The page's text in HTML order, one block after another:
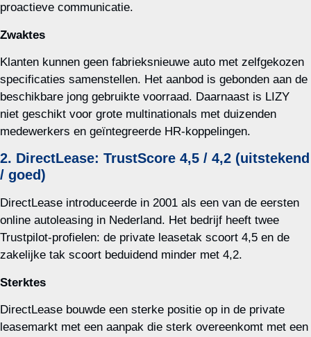
proactieve communicatie.
Zwaktes
Klanten kunnen geen fabrieksnieuwe auto met zelfgekozen
specificaties samenstellen. Het aanbod is gebonden aan de
beschikbare jong gebruikte voorraad. Daarnaast is LIZY
niet geschikt voor grote multinationals met duizenden
medewerkers en geïntegreerde HR‑koppelingen.
2. DirectLease: TrustScore 4,5 / 4,2 (uitstekend
/ goed)
DirectLease introduceerde in 2001 als een van de eersten
online autoleasing in Nederland. Het bedrijf heeft twee
Trustpilot‑profielen: de private leasetak scoort 4,5 en de
zakelijke tak scoort beduidend minder met 4,2.
Sterktes
DirectLease bouwde een sterke positie op in de private
leasemarkt met een aanpak die sterk overeenkomt met een